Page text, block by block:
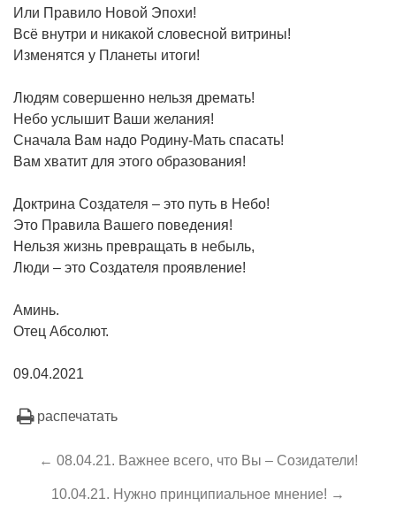
Или Правило Новой Эпохи!
Всё внутри и никакой словесной витрины!
Изменятся у Планеты итоги!
Людям совершенно нельзя дремать!
Небо услышит Ваши желания!
Сначала Вам надо Родину-Мать спасать!
Вам хватит для этого образования!
Доктрина Создателя – это путь в Небо!
Это Правила Вашего поведения!
Нельзя жизнь превращать в небыль,
Люди – это Создателя проявление!
Аминь.
Отец Абсолют.
09.04.2021
распечатать
← 08.04.21. Важнее всего, что Вы – Созидатели!
10.04.21. Нужно принципиальное мнение! →